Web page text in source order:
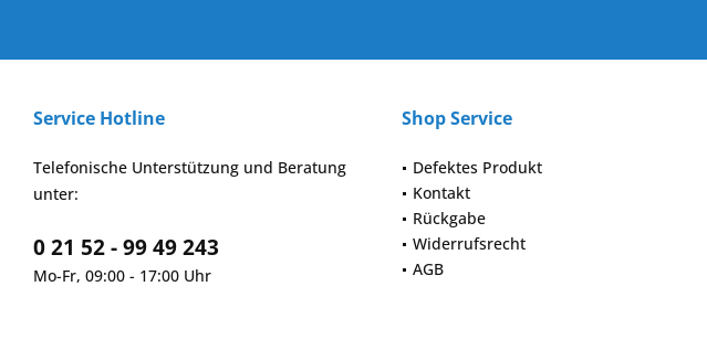
Service Hotline
Telefonische Unterstützung und Beratung
unter:
0 21 52 - 99 49 243
Mo-Fr, 09:00 - 17:00 Uhr
Shop Service
Defektes Produkt
Kontakt
Rückgabe
Widerrufsrecht
AGB